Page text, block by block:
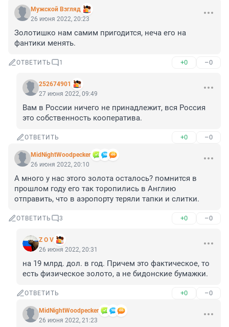
Мужской Взгляд
26 июня 2022, 20:23
Золотишко нам самим пригодится, неча его на
фантики менять.
ОТВЕТИТЬ 1 +0 –0
252674901
27 июня 2022, 09:49
Вам в России ничего не принадлежит, вся Россия
это собственность кооператива.
ОТВЕТИТЬ +0 –0
MidNightWoodpecker
26 июня 2022, 20:10
А много у нас этого золота осталось? помнится в
прошлом году его так торопились в Англию
отправить, что в аэропорту теряли тапки и слитки.
ОТВЕТИТЬ 3 +0 –0
Z O V
26 июня 2022, 20:31
на 19 млрд. дол. в год. Причем это фактическое, то
есть физическое золото, а не бидонские бумажки.
ОТВЕТИТЬ +0 –0
MidNightWoodpecker
26 июня 2022, 21:23